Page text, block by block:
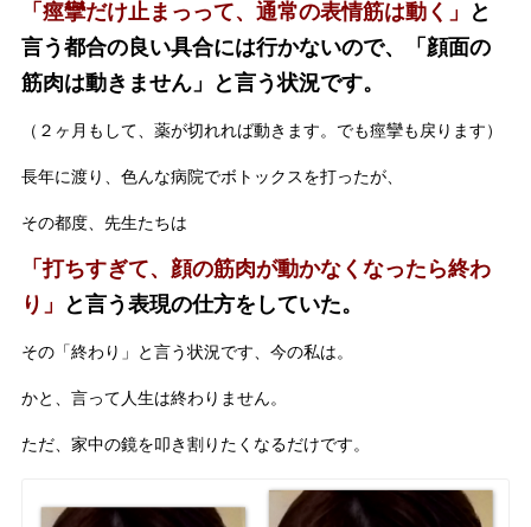
「痙攣だけ止まっって、通常の表情筋は動く」
と
言う都合の良い具合には行かないので、「顔面の
筋肉は動きません」と言う状況です。
（２ヶ月もして、薬が切れれば動きます。でも痙攣も戻ります）
長年に渡り、色んな病院でボトックスを打ったが、
その都度、先生たちは
「打ちすぎて、顔の筋肉が動かなくなったら終わ
り」
と言う表現の仕方をしていた。
その「終わり」と言う状況です、今の私は。
かと、言って人生は終わりません。
ただ、家中の鏡を叩き割りたくなるだけです。